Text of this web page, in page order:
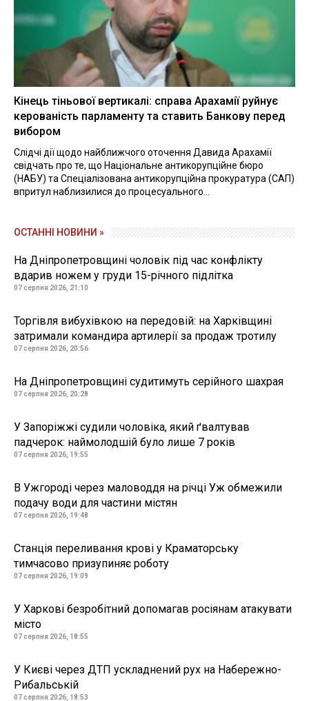
Кінець тіньової вертикалі: справа Арахамії руйнує
керованість парламенту та ставить Банкову перед
вибором
Слідчі дії щодо найближчого оточення Давида Арахамії
свідчать про те, що Національне антикорупційне бюро
(НАБУ) та Спеціалізована антикорупційна прокуратура (САП)
впритул наблизилися до процесуального...
ОСТАННІ НОВИНИ »
На Дніпропетровщині чоловік під час конфлікту
вдарив ножем у груди 15-річного підлітка
07 серпня 2026, 21:10
Торгівля вибухівкою на передовій: на Харківщині
затримали командира артилерії за продаж тротилу
07 серпня 2026, 20:56
На Дніпропетровщині судитимуть серійного шахрая
07 серпня 2026, 20:28
У Запоріжжі судили чоловіка, який ґвалтував
падчерок: наймолодшій було лише 7 років
07 серпня 2026, 19:55
В Ужгороді через маловоддя на річці Уж обмежили
подачу води для частини містян
07 серпня 2026, 19:48
Станція переливання крові у Краматорську
тимчасово призупиняє роботу
07 серпня 2026, 19:09
У Харкові безробітний допомагав росіянам атакувати
місто
07 серпня 2026, 18:55
У Києві через ДТП ускладнений рух на Набережно-
Рибальській
07 серпня 2026, 18:53